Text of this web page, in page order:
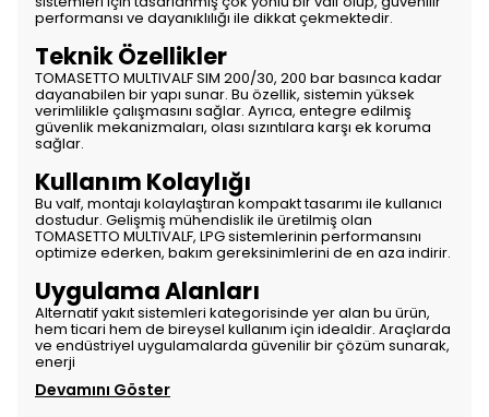
performansı ve dayanıklılığı ile dikkat çekmektedir.
Teknik Özellikler
TOMASETTO MULTIVALF SIM 200/30, 200 bar basınca kadar
dayanabilen bir yapı sunar. Bu özellik, sistemin yüksek
verimlilikle çalışmasını sağlar. Ayrıca, entegre edilmiş
güvenlik mekanizmaları, olası sızıntılara karşı ek koruma
sağlar.
Kullanım Kolaylığı
Bu valf, montajı kolaylaştıran kompakt tasarımı ile kullanıcı
dostudur. Gelişmiş mühendislik ile üretilmiş olan
TOMASETTO MULTIVALF, LPG sistemlerinin performansını
optimize ederken, bakım gereksinimlerini de en aza indirir.
Uygulama Alanları
Alternatif yakıt sistemleri kategorisinde yer alan bu ürün,
hem ticari hem de bireysel kullanım için idealdir. Araçlarda
ve endüstriyel uygulamalarda güvenilir bir çözüm sunarak,
enerji
Devamını Göster